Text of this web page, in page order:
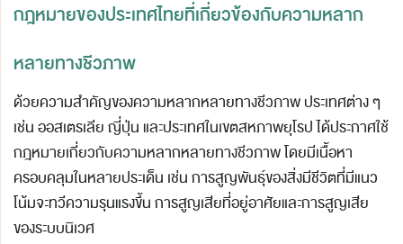
กฎหมายของประเทศไทยที่เกี่ยวข้องกับความหลาก
หลายทางชีวภาพ
ด้วยความสำคัญของความหลากหลายทางชีวภาพ ประเทศต่าง ๆ
เช่น ออสเตรเลีย ญี่ปุ่น และประเทศในเขตสหภาพยุโรป ได้ประกาศใช้
กฎหมายเกี่ยวกับความหลากหลายทางชีวภาพ โดยมีเนื้อหา
ครอบคลุมในหลายประเด็น เช่น การสูญพันธุ์ของสิ่งมีชีวิตที่มีแนว
โน้มจะทวีความรุนแรงขึ้น การสูญเสียที่อยู่อาศัยและการสูญเสีย
ของระบบนิเวศ